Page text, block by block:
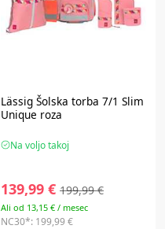
Lässig Šolska torba 7/1 Slim
Unique roza
Na voljo takoj
139,99 € 199,99 €
Ali od 13,15 € / mesec
NC30*: 199,99 €